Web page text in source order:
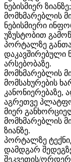
ნებისმიერ ზიანზე;
მომხმარებლის
ნებისმიერი
უზუსტობით
პორტალზე
დაკავშირებული
არსებობაზე.
მომხმარებლის
მომსახურების
კანონიერებაზე,
აგრეთვე
მიერ
მომხმარებლის
ზიანზე.
პორტალზე
დამდგარ
შეკვეთის/